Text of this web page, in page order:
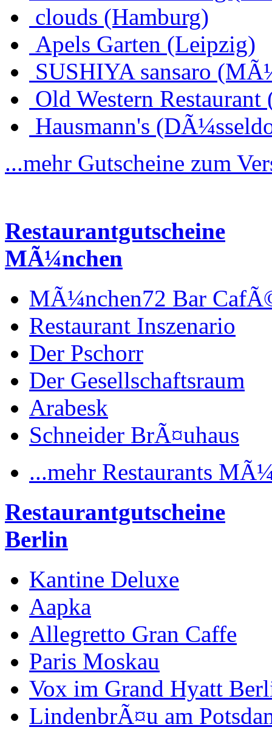
clouds (Hamburg)
Apels Garten (Leipzig)
SUSHIYA sansaro
Old Western Restaurant
Hausmann's
...mehr Gutscheine zum
Restaurantgutscheine
MÃ¼nchen
MÃ¼nchen72 Bar
Restaurant Inszenario
Der Pschorr
Der Gesellschaftsraum
Arabesk
Schneider BrÃ¤uhaus
...mehr Restaurants
Restaurantgutscheine
Berlin
Kantine Deluxe
Aapka
Allegretto Gran Caffe
Paris Moskau
Vox im Grand Hyatt
LindenbrÃ¤u am